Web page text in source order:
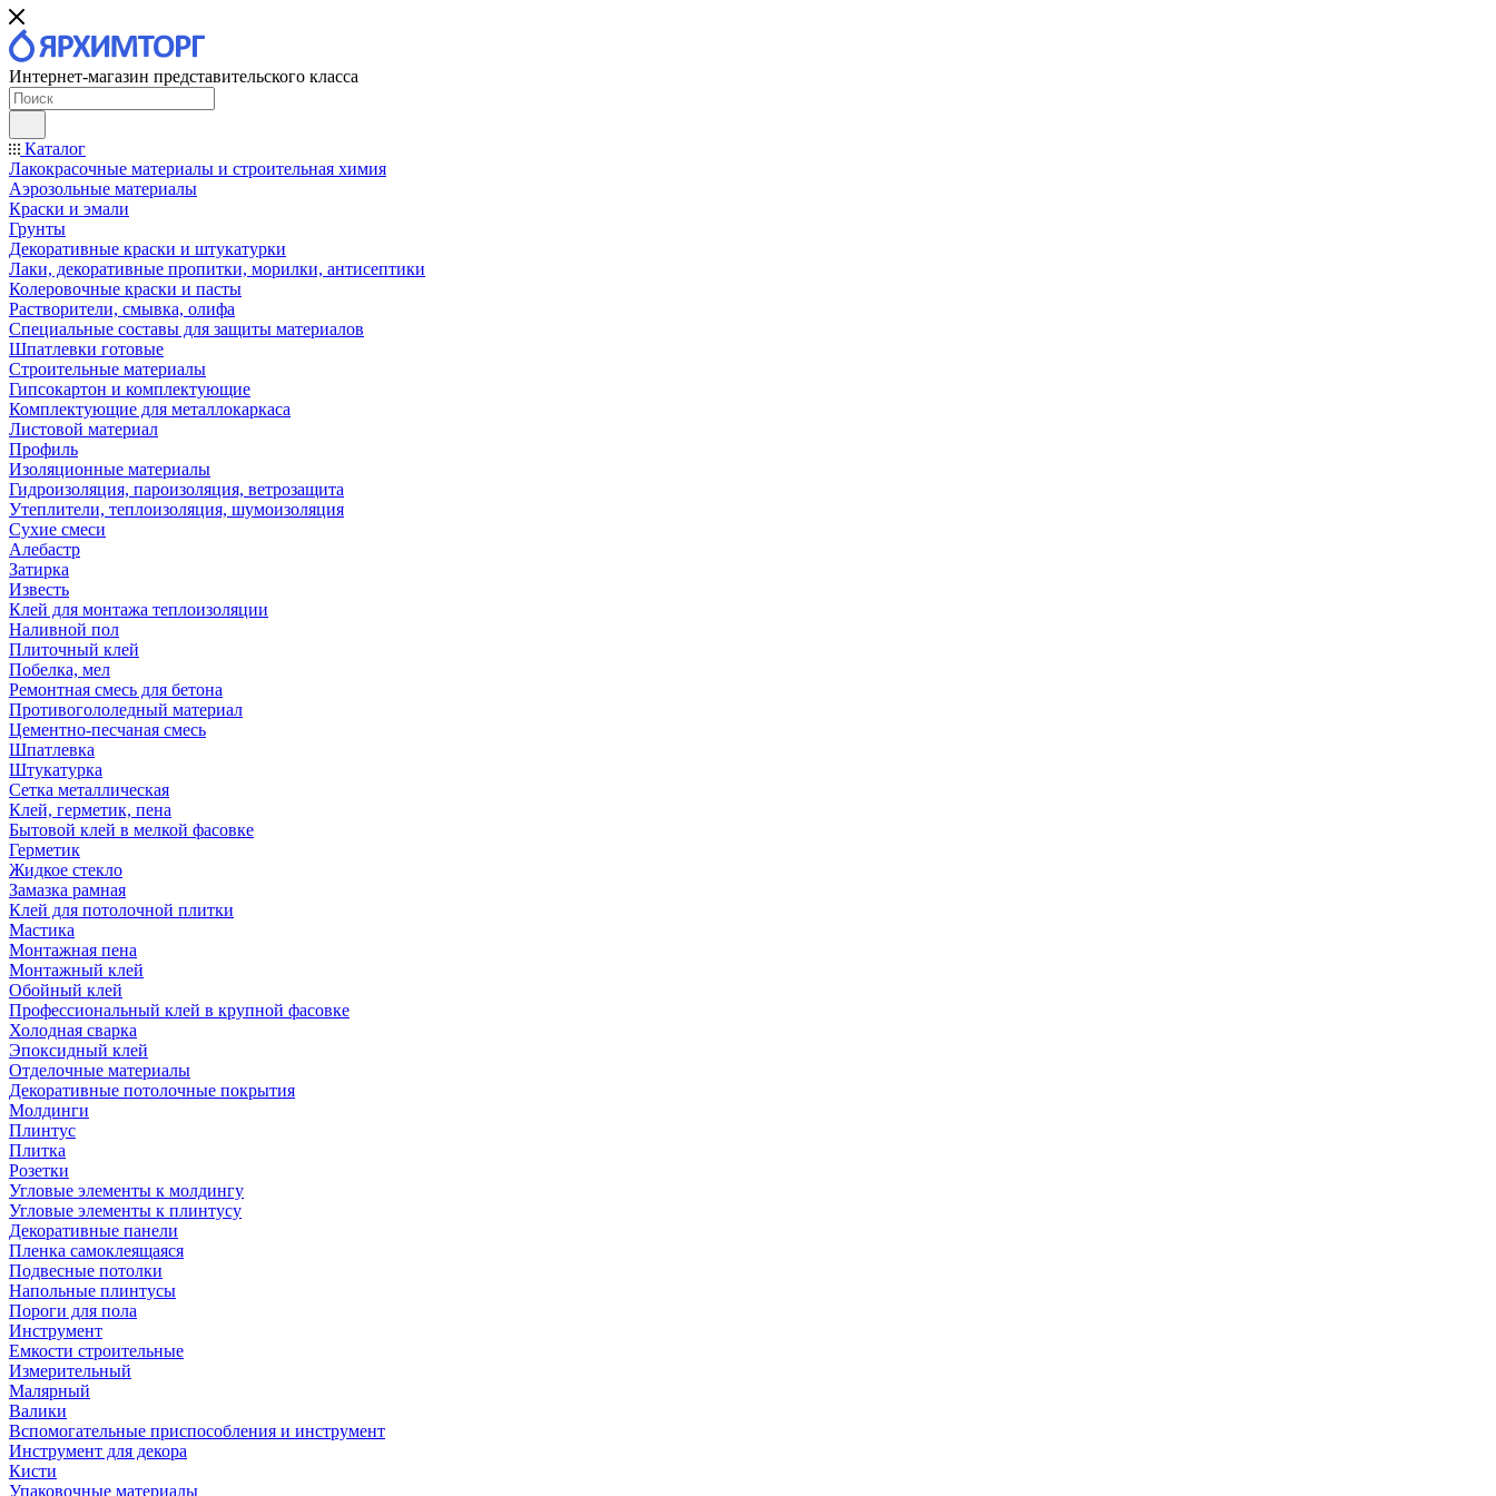
Интернет-магазин представительского класса
Каталог
Лакокрасочные материалы и строительная химия
Аэрозольные материалы
Краски и эмали
Грунты
Декоративные краски и штукатурки
Лаки, декоративные пропитки, морилки, антисептики
Колеровочные краски и пасты
Растворители, смывка, олифа
Специальные составы для защиты материалов
Шпатлевки готовые
Строительные материалы
Гипсокартон и комплектующие
Комплектующие для металлокаркаса
Листовой материал
Профиль
Изоляционные материалы
Гидроизоляция, пароизоляция, ветрозащита
Утеплители, теплоизоляция, шумоизоляция
Сухие смеси
Алебастр
Затирка
Известь
Клей для монтажа теплоизоляции
Наливной пол
Плиточный клей
Побелка, мел
Ремонтная смесь для бетона
Противогололедный материал
Цементно-песчаная смесь
Шпатлевка
Штукатурка
Сетка металлическая
Клей, герметик, пена
Бытовой клей в мелкой фасовке
Герметик
Жидкое стекло
Замазка рамная
Клей для потолочной плитки
Мастика
Монтажная пена
Монтажный клей
Обойный клей
Профессиональный клей в крупной фасовке
Холодная сварка
Эпоксидный клей
Отделочные материалы
Декоративные потолочные покрытия
Молдинги
Плинтус
Плитка
Розетки
Угловые элементы к молдингу
Угловые элементы к плинтусу
Декоративные панели
Пленка самоклеящаяся
Подвесные потолки
Напольные плинтусы
Пороги для пола
Инструмент
Емкости строительные
Измерительный
Малярный
Валики
Вспомогательные приспособления и инструмент
Инструмент для декора
Кисти
Упаковочные материалы